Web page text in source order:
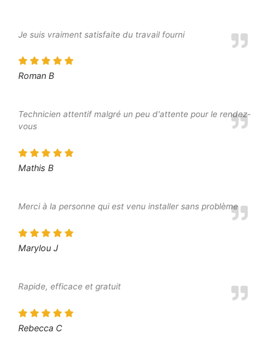
Je suis vraiment satisfaite du travail fourni
Roman B
Technicien attentif malgré un peu d'attente pour le rendez-
vous
Mathis B
Merci à la personne qui est venu installer sans problème
Marylou J
Rapide, efficace et gratuit
Rebecca C